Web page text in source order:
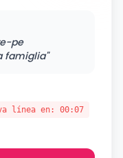
pe
famiglia"
línea en: 00:07